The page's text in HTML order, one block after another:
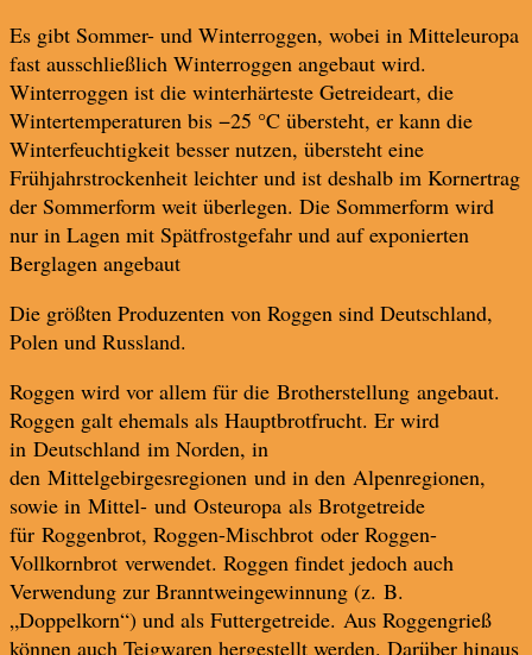
Es gibt Sommer- und Winterroggen, wobei in Mitteleuropa
fast ausschließlich Winterroggen angebaut wird.
Winterroggen ist die winterhärteste Getreideart, die
Wintertemperaturen bis −25 °C übersteht, er kann die
Winterfeuchtigkeit besser nutzen, übersteht eine
Frühjahrstrockenheit leichter und ist deshalb im Kornertrag
der Sommerform weit überlegen. Die Sommerform wird
nur in Lagen mit Spätfrostgefahr und auf exponierten
Berglagen angebaut
Die größten Produzenten von Roggen sind Deutschland,
Polen und Russland.
Roggen wird vor allem für die Brotherstellung angebaut.
Roggen galt ehemals als Hauptbrotfrucht. Er wird
in Deutschland im Norden, in
den Mittelgebirgesregionen und in den Alpenregionen,
sowie in Mittel- und Osteuropa als Brotgetreide
für Roggenbrot, Roggen-Mischbrot oder Roggen-
Vollkornbrot verwendet. Roggen findet jedoch auch
Verwendung zur Branntweingewinnung (z. B.
„Doppelkorn“) und als Futtergetreide. Aus Roggengrieß
können auch Teigwaren hergestellt werden. Darüber hinaus